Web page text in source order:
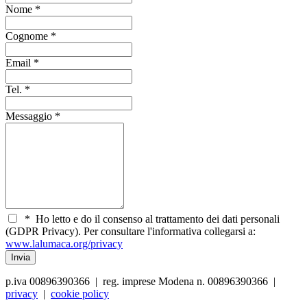
Nome *
Cognome *
Email *
Tel. *
Messaggio *
* Ho letto e do il consenso al trattamento dei dati personali
(GDPR Privacy). Per consultare l'informativa collegarsi a:
www.lalumaca.org/privacy
p.iva 00896390366 | reg. imprese Modena n. 00896390366 |
privacy | cookie policy